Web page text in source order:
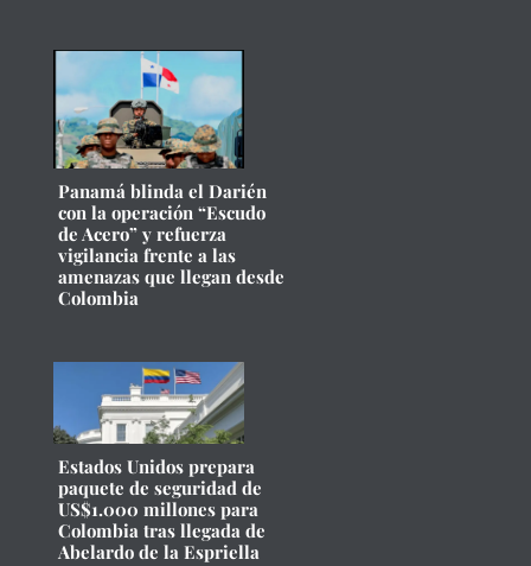
Panamá blinda el Darién
con la operación “Escudo
de Acero” y refuerza
vigilancia frente a las
amenazas que llegan desde
Colombia
Estados Unidos prepara
paquete de seguridad de
US$1.000 millones para
Colombia tras llegada de
Abelardo de la Espriella